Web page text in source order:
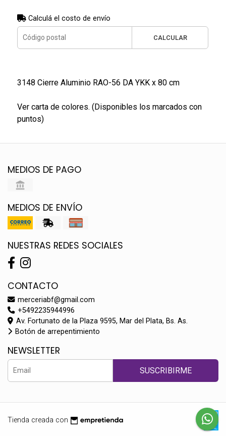
Calculá el costo de envío
CALCULAR
3148 Cierre Aluminio RAO-56 DA YKK x 80 cm
Ver carta de colores. (Disponibles los marcados con
puntos)
MEDIOS DE PAGO
MEDIOS DE ENVÍO
NUESTRAS REDES SOCIALES
CONTACTO
merceriabf@gmail.com
+5492235944996
Av. Fortunato de la Plaza 9595, Mar del Plata, Bs. As.
Botón de arrepentimiento
NEWSLETTER
SUSCRIBIRME
Tienda creada con